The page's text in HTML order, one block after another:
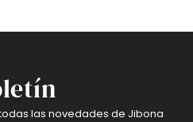
las novedades de Jibona